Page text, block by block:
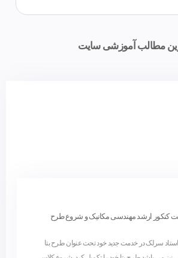
مطالب آموزشی سایت
کنکور ارشد مهندسی مکانیک و شروع طرح
سرلک در خدمت جدید خود تحت عنوان طرح بتا